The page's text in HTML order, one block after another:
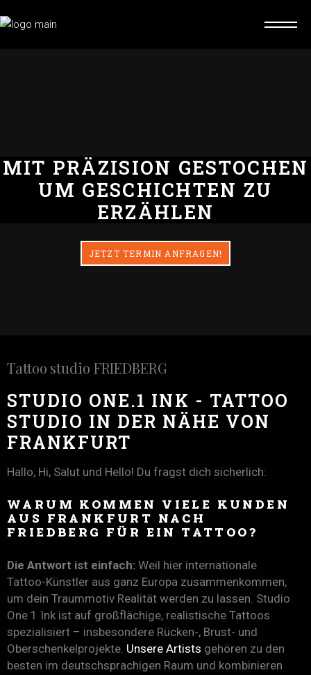
MIT PRÄZISION GESTOCHEN
UM GESCHICHTEN ZU
ERZÄHLEN
JETZT TERMIN ANFRAGEN!
Tattoo studio FRIEDBERG
STUDIO ONE.1 INK - TATTOO
STUDIO IN DER NÄHE VON
FRANKFURT
Hallo, Hi, Salut und Hello! Du fragst dich sicherlich:
WARUM KOMMEN VIELE KUNDEN
AUS FRANKFURT NACH
FRIEDBERG FÜR EIN TATTOO?
Die Antwort ist einfach: Weil hier internationale
Tattoo-Künstler aus ganz Europa zusammenkommen,
um dein Traummotiv Realität werden zu lassen. Studio
One 1 Ink ist auf großflächige, realistische Tattoos
spezialisiert – insbesondere Rücken-, Brust- und
Oberschenkelprojekte. Unsere Artists gehören zu den
besten im deutschsprachigen Raum und kombinieren